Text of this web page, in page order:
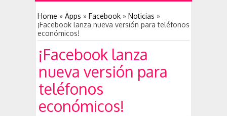
11:28 PM
Nace una nueva red social: Clubhouse
Home » Apps » Facebook » Noticias »
¡Facebook lanza nueva versión para teléfonos
económicos!
¡Facebook lanza
nueva versión para
teléfonos
económicos!